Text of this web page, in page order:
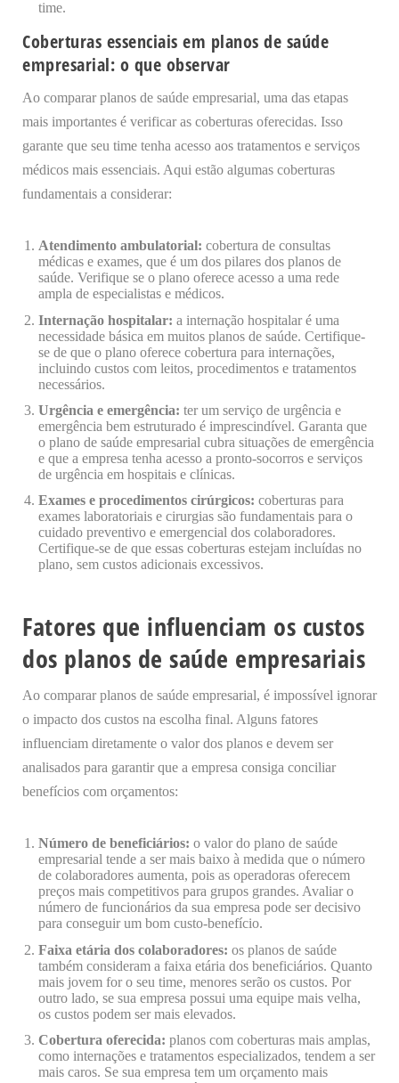
time.
Coberturas essenciais em planos de saúde
empresarial: o que observar
Ao comparar planos de saúde empresarial, uma das etapas
mais importantes é verificar as coberturas oferecidas. Isso
garante que seu time tenha acesso aos tratamentos e serviços
médicos mais essenciais. Aqui estão algumas coberturas
fundamentais a considerar:
Atendimento ambulatorial: cobertura de consultas
médicas e exames, que é um dos pilares dos planos de
saúde. Verifique se o plano oferece acesso a uma rede
ampla de especialistas e médicos.
Internação hospitalar: a internação hospitalar é uma
necessidade básica em muitos planos de saúde. Certifique-
se de que o plano oferece cobertura para internações,
incluindo custos com leitos, procedimentos e tratamentos
necessários.
Urgência e emergência: ter um serviço de urgência e
emergência bem estruturado é imprescindível. Garanta que
o plano de saúde empresarial cubra situações de emergência
e que a empresa tenha acesso a pronto-socorros e serviços
de urgência em hospitais e clínicas.
Exames e procedimentos cirúrgicos: coberturas para
exames laboratoriais e cirurgias são fundamentais para o
cuidado preventivo e emergencial dos colaboradores.
Certifique-se de que essas coberturas estejam incluídas no
plano, sem custos adicionais excessivos.
Fatores que influenciam os custos
dos planos de saúde empresariais
Ao comparar planos de saúde empresarial, é impossível ignorar
o impacto dos custos na escolha final. Alguns fatores
influenciam diretamente o valor dos planos e devem ser
analisados para garantir que a empresa consiga conciliar
benefícios com orçamentos:
Número de beneficiários: o valor do plano de saúde
empresarial tende a ser mais baixo à medida que o número
de colaboradores aumenta, pois as operadoras oferecem
preços mais competitivos para grupos grandes. Avaliar o
número de funcionários da sua empresa pode ser decisivo
para conseguir um bom custo-benefício.
Faixa etária dos colaboradores: os planos de saúde
também consideram a faixa etária dos beneficiários. Quanto
mais jovem for o seu time, menores serão os custos. Por
outro lado, se sua empresa possui uma equipe mais velha,
os custos podem ser mais elevados.
Cobertura oferecida: planos com coberturas mais amplas,
como internações e tratamentos especializados, tendem a ser
mais caros. Se sua empresa tem um orçamento mais